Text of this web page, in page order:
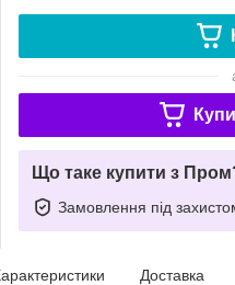
Що таке купити з
Замовлення під
Доставка